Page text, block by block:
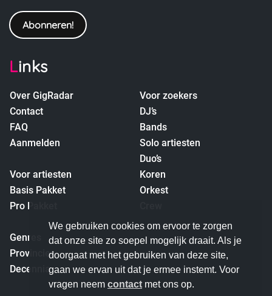
Links
Over GigRadar
Voor zoekers
Contact
DJ’s
FAQ
Bands
Aanmelden
Solo artiesten
Duo’s
Voor artiesten
Koren
Basis Pakket
Orkest
Pro Pakket
Genres
Provincies
Decennia
We gebruiken cookies om ervoor te zorgen
dat onze site zo soepel mogelijk draait. Als je
doorgaat met het gebruiken van deze site,
gaan we ervan uit dat je ermee instemt. Voor
vragen neem contact met ons op.